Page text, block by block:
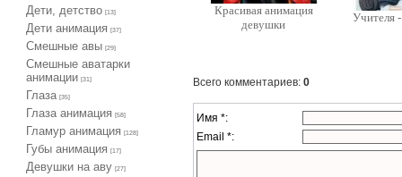
Дети, детство [13]
Дети анимация [37]
Cмешные авы [29]
Cмешные аватарки
анимации
[31]
Глаза [35]
Глаза анимация [58]
Гламур анимация [128]
Губы анимация [17]
Девушки на аву [27]
Красивая анимация
девушки
Учителя
Всего комментариев: 0
Имя *:
Email *: